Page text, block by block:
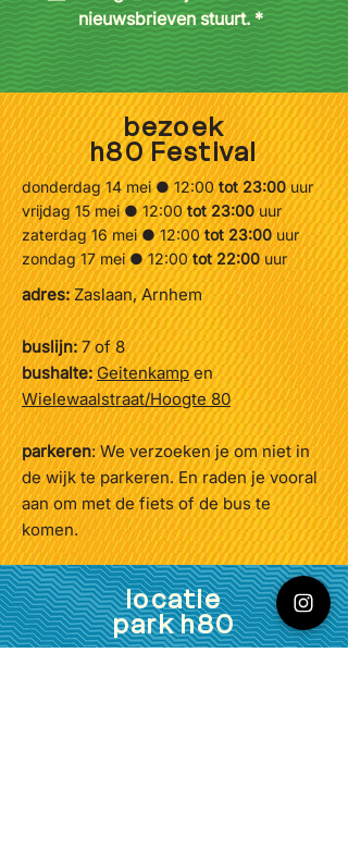
ridder namelijk verliefd op een
andere, net zo mooie vrouwelijke
ridder. Wat volgt is een spannend
avontuur over moed, liefde en
dapper zijn. Want kiezen voor de
liefde is misschien nog wel veel
spannender dan strijden op het
slagveld.
Dear T, maakt voorstellingen over
liefde, moed, en kleine en grote
gevoelens, om steeds weer te
ontdekken dat we meer op elkaar
lijken dan we denken.
Credits
Concept & Regie - Tim Schouten
Tekst - Caro Goldenbelt Spel - Zenzi
Alwart, Yara Piekema, Jonas van
Veen Muziek en spel - René
Geelhoed Vormgeving - Malou
Palmboom Eindregie - Marije
Gubbels & Tim Schouten Regie
assistentie - Maartje Strijk Zakelijk
leiding - Hedwig Sinnema Productie
leiding - Immi Verwer Techniek,
lichtontwerp -Robin van den Berg
Educatie & context - Minne Thomas
nieuwsbrieven stuurt. *
bezoek
h80 Festival
donderdag 14 mei ● 12:00 tot 23:00uur
vrijdag 15 mei ● 12:00 tot 23:00uur
zaterdag 16 mei ● 12:00tot 23:00uur
zondag 17 mei ● 12:00 tot 22:00uur
adres:Zaslaan, Arnhem
buslijn:7 of 8
bushalte: Geitenkampen
Wielewaalstraat/Hoogte 80
parkeren: We verzoeken je om niet in
de wijk te parkeren. En raden je vooral
aan om met de fiets of de bus te
komen.
locatie
park h80